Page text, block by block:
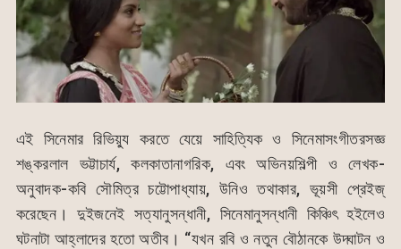
এই সিনেমার রিভিয়্যু করতে যেয়ে সাহিত্যিক ও সিনেমাসংগীতরসজ্ঞ
শঙ্করলাল ভট্টাচার্য, কলকাতানাগরিক, এবং অভিনয়শিল্পী ও লেখক-
অনুবাদক-কবি সৌমিত্র চট্টোপাধ্যায়, উনিও তথাকার, ভূয়সী প্রেইজ্
করেছেন। দুইজনেই সত্যানুসন্ধানী, সিনেমানুসন্ধানী কিঞ্চিৎ হইলেও
ঘটনাটা আহ্লাদের হতো অতীব। “যখন রবি ও নতুন বৌঠানকে উদ্ঘাটন ও